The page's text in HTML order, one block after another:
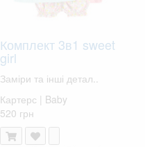
Комплект 3в1 sweet
girl
Заміри та інші детал..
Картерс | Baby
520 грн